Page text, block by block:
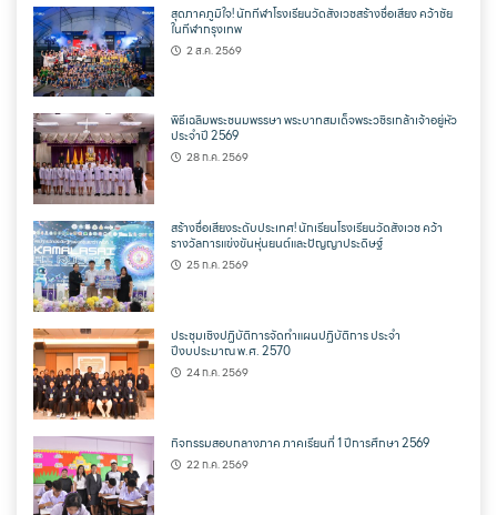
สุดภาคภูมิใจ! นักกีฬาโรงเรียนวัดสังเวชสร้างชื่อเสียง คว้าชัย
ในกีฬากรุงเทพ
2 ส.ค. 2569
พิธีเฉลิมพระชนมพรรษา พระบาทสมเด็จพระวชิรเกล้าเจ้าอยู่หัว
ประจำปี 2569
28 ก.ค. 2569
สร้างชื่อเสียงระดับประเทศ! นักเรียนโรงเรียนวัดสังเวช คว้า
รางวัลการแข่งขันหุ่นยนต์และปัญญาประดิษฐ์
25 ก.ค. 2569
ประชุมเชิงปฏิบัติการจัดทำแผนปฏิบัติการ ประจำ
ปีงบประมาณ พ.ศ. 2570
24 ก.ค. 2569
กิจกรรมสอบกลางภาค ภาคเรียนที่ 1 ปีการศึกษา 2569
22 ก.ค. 2569